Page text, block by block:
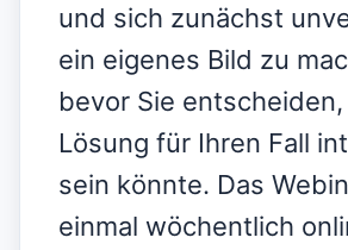
und sich zunächst
ein eigenes Bild zu
bevor Sie
Lösung für Ihren Fall
sein könnte. Das
einmal wöchentlich